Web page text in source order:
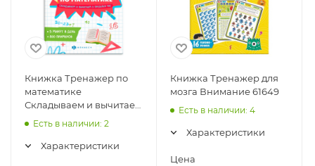
Книжка Тренажер по
математике
Складываем и вычитаем
в пределах 100 63649
Есть в наличии: 2
Характеристики
Книжка Тренажер для
мозга Внимание 61649
Есть в наличии: 4
Характеристики
Цена